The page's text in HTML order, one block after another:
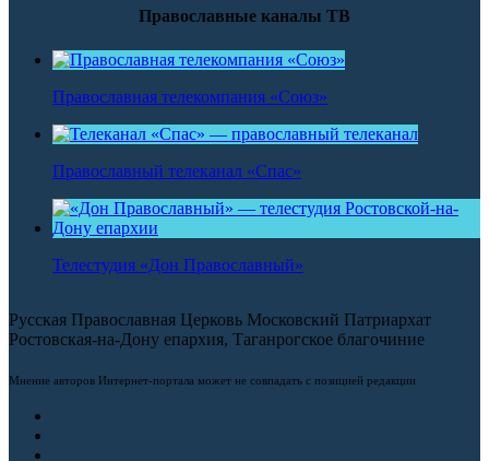
Православные каналы ТВ
Православная телекомпания «Союз»
Православный телеканал «Спас»
Телестудия «Дон Православный»
Русская Православная Церковь Московский Патриархат
Ростовская-на-Дону епархия, Таганрогское благочиние
Мнение авторов Интернет-портала может не совпадать с позицией редакции